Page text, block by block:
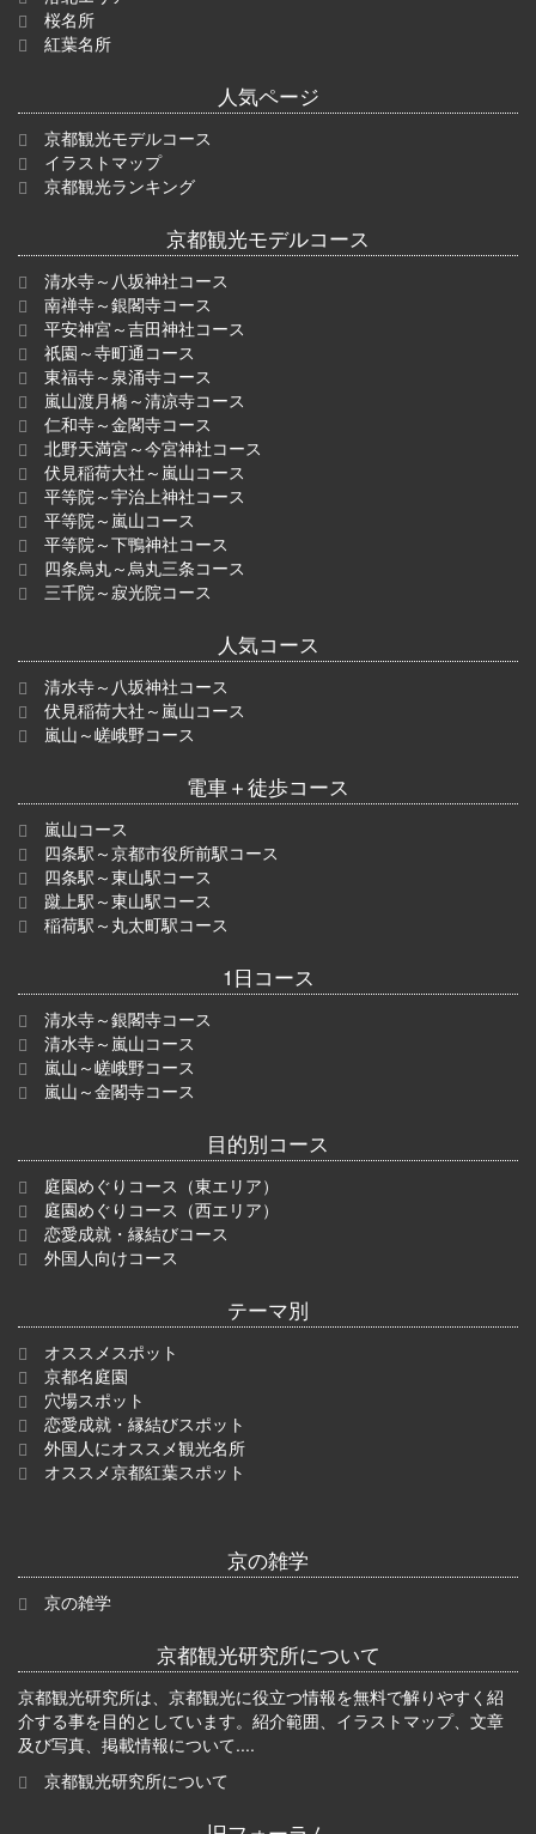
桜名所
紅葉名所
人気ページ
京都観光モデルコース
イラストマップ
京都観光ランキング
京都観光モデルコース
清水寺～八坂神社コース
南禅寺～銀閣寺コース
平安神宮～吉田神社コース
祇園～寺町通コース
東福寺～泉涌寺コース
嵐山渡月橋～清凉寺コース
仁和寺～金閣寺コース
北野天満宮～今宮神社コース
伏見稲荷大社～嵐山コース
平等院～宇治上神社コース
平等院～嵐山コース
平等院～下鴨神社コース
四条烏丸～烏丸三条コース
三千院～寂光院コース
人気コース
清水寺～八坂神社コース
伏見稲荷大社～嵐山コース
嵐山～嵯峨野コース
電車＋徒歩コース
嵐山コース
四条駅～京都市役所前駅コース
四条駅～東山駅コース
蹴上駅～東山駅コース
稲荷駅～丸太町駅コース
1日コース
清水寺～銀閣寺コース
清水寺～嵐山コース
嵐山～嵯峨野コース
嵐山～金閣寺コース
目的別コース
庭園めぐりコース（東エリア）
庭園めぐりコース（西エリア）
恋愛成就・縁結びコース
外国人向けコース
テーマ別
オススメスポット
京都名庭園
穴場スポット
恋愛成就・縁結びスポット
外国人にオススメ観光名所
オススメ京都紅葉スポット
京の雑学
京の雑学
京都観光研究所について
京都観光研究所は、京都観光に役立つ情報を無料で解りやすく紹
介する事を目的としています。紹介範囲、イラストマップ、文章
及び写真、掲載情報について....
京都観光研究所について